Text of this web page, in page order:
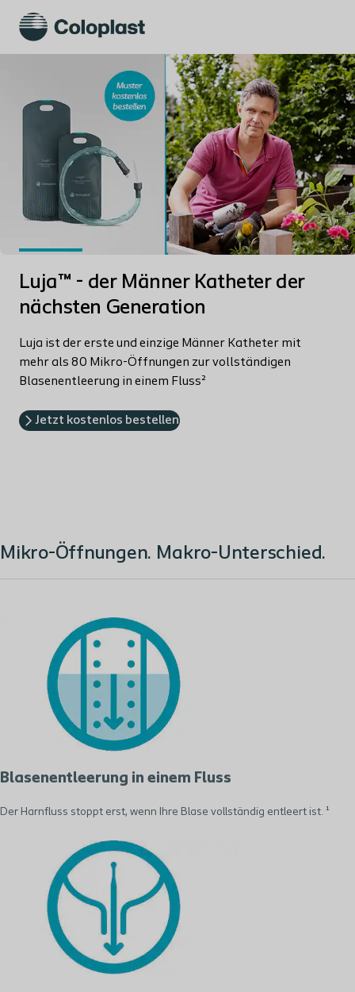
Luja™ - der Männer Katheter der
nächsten Generation
Luja ist der erste und einzige Männer Katheter mit
mehr als 80 Mikro-Öffnungen zur vollständigen
Blasenentleerung in einem Fluss²
Jetzt kostenlos bestellen
Mikro-Öffnungen. Makro-Unterschied.
Blasenentleerung in einem Fluss
Der Harnfluss stoppt erst, wenn Ihre Blase vollständig entleert ist. ¹